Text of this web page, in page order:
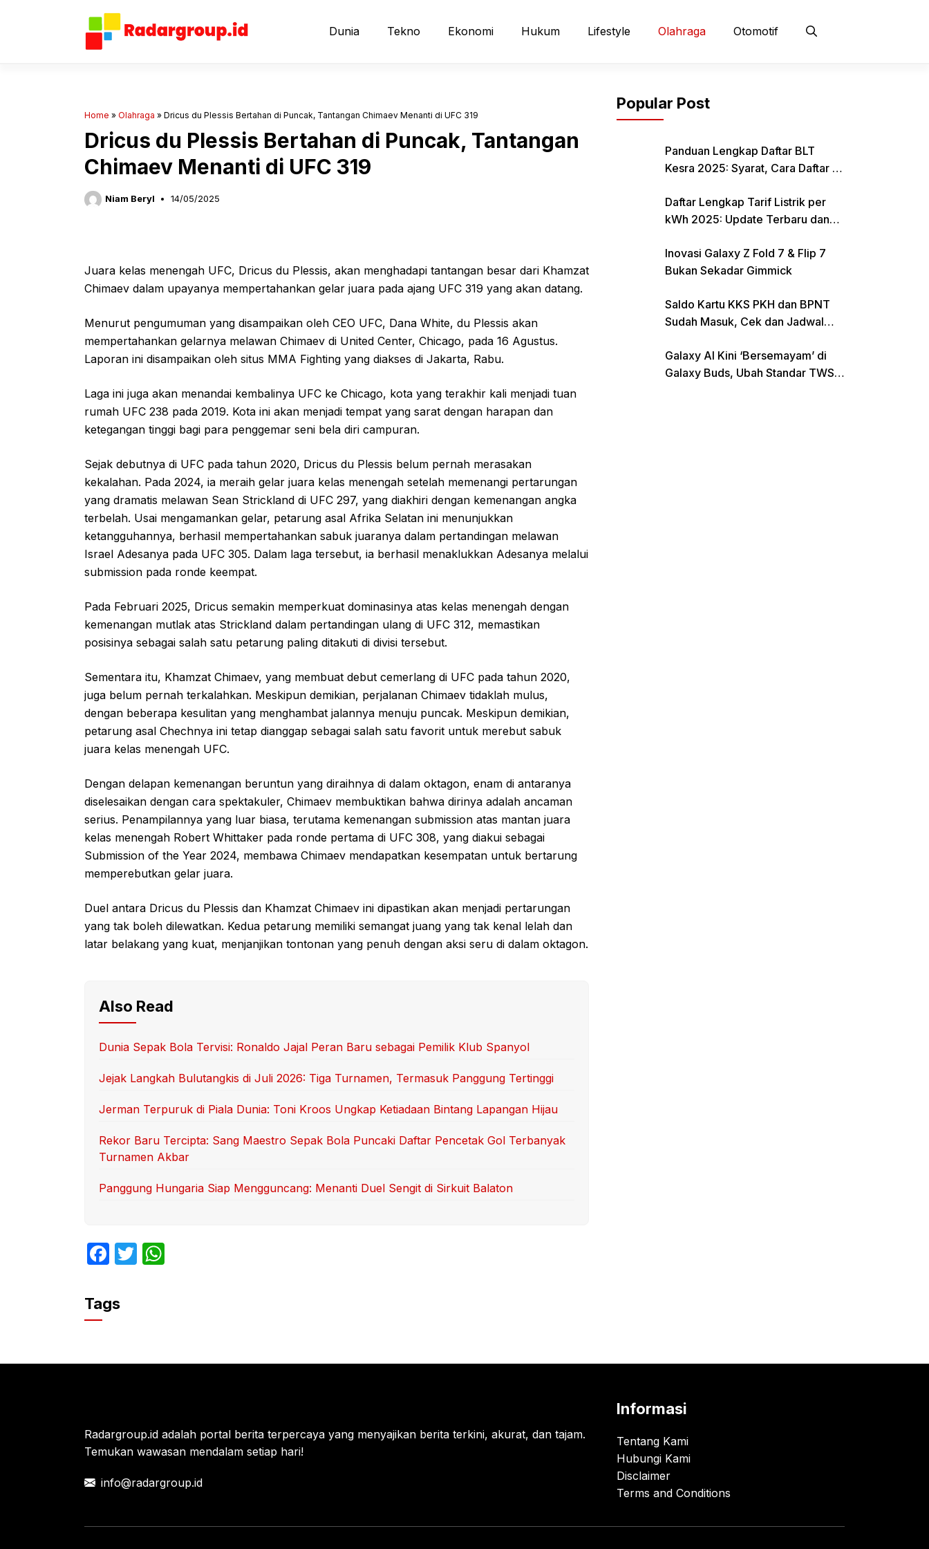
Dunia Tekno Ekonomi Hukum Lifestyle Olahraga Otomotif
Home » Olahraga » Dricus du Plessis Bertahan di Puncak, Tantangan Chimaev Menanti di UFC 319
Dricus du Plessis Bertahan di Puncak, Tantangan
Chimaev Menanti di UFC 319
Niam Beryl 14/05/2025
Juara kelas menengah UFC, Dricus du Plessis, akan menghadapi tantangan besar dari Khamzat
Chimaev dalam upayanya mempertahankan gelar juara pada ajang UFC 319 yang akan datang.
Menurut pengumuman yang disampaikan oleh CEO UFC, Dana White, du Plessis akan
mempertahankan gelarnya melawan Chimaev di United Center, Chicago, pada 16 Agustus.
Laporan ini disampaikan oleh situs MMA Fighting yang diakses di Jakarta, Rabu.
Laga ini juga akan menandai kembalinya UFC ke Chicago, kota yang terakhir kali menjadi tuan
rumah UFC 238 pada 2019. Kota ini akan menjadi tempat yang sarat dengan harapan dan
ketegangan tinggi bagi para penggemar seni bela diri campuran.
Sejak debutnya di UFC pada tahun 2020, Dricus du Plessis belum pernah merasakan
kekalahan. Pada 2024, ia meraih gelar juara kelas menengah setelah memenangi pertarungan
yang dramatis melawan Sean Strickland di UFC 297, yang diakhiri dengan kemenangan angka
terbelah. Usai mengamankan gelar, petarung asal Afrika Selatan ini menunjukkan
ketangguhannya, berhasil mempertahankan sabuk juaranya dalam pertandingan melawan
Israel Adesanya pada UFC 305. Dalam laga tersebut, ia berhasil menaklukkan Adesanya melalui
submission pada ronde keempat.
Pada Februari 2025, Dricus semakin memperkuat dominasinya atas kelas menengah dengan
kemenangan mutlak atas Strickland dalam pertandingan ulang di UFC 312, memastikan
posisinya sebagai salah satu petarung paling ditakuti di divisi tersebut.
Sementara itu, Khamzat Chimaev, yang membuat debut cemerlang di UFC pada tahun 2020,
juga belum pernah terkalahkan. Meskipun demikian, perjalanan Chimaev tidaklah mulus,
dengan beberapa kesulitan yang menghambat jalannya menuju puncak. Meskipun demikian,
petarung asal Chechnya ini tetap dianggap sebagai salah satu favorit untuk merebut sabuk
juara kelas menengah UFC.
Dengan delapan kemenangan beruntun yang diraihnya di dalam oktagon, enam di antaranya
diselesaikan dengan cara spektakuler, Chimaev membuktikan bahwa dirinya adalah ancaman
serius. Penampilannya yang luar biasa, terutama kemenangan submission atas mantan juara
kelas menengah Robert Whittaker pada ronde pertama di UFC 308, yang diakui sebagai
Submission of the Year 2024, membawa Chimaev mendapatkan kesempatan untuk bertarung
memperebutkan gelar juara.
Duel antara Dricus du Plessis dan Khamzat Chimaev ini dipastikan akan menjadi pertarungan
yang tak boleh dilewatkan. Kedua petarung memiliki semangat juang yang tak kenal lelah dan
latar belakang yang kuat, menjanjikan tontonan yang penuh dengan aksi seru di dalam oktagon.
Also Read
Dunia Sepak Bola Tervisi: Ronaldo Jajal Peran Baru sebagai Pemilik Klub Spanyol
Jejak Langkah Bulutangkis di Juli 2026: Tiga Turnamen, Termasuk Panggung Tertinggi
Jerman Terpuruk di Piala Dunia: Toni Kroos Ungkap Ketiadaan Bintang Lapangan Hijau
Rekor Baru Tercipta: Sang Maestro Sepak Bola Puncaki Daftar Pencetak Gol Terbanyak
Turnamen Akbar
Panggung Hungaria Siap Mengguncang: Menanti Duel Sengit di Sirkuit Balaton
F
c
e
o
T
p
Tags
Popular Post
Panduan Lengkap Daftar BLT
Kesra 2025: Syarat, Cara Daftar &
Daftar Lengkap Tarif Listrik per
kWh 2025: Update Terbaru dan
Inovasi Galaxy Z Fold 7 & Flip 7
Bukan Sekadar Gimmick
Saldo Kartu KKS PKH dan BPNT
Sudah Masuk, Cek dan Jadwal
Galaxy AI Kini ‘Bersemayam’ di
Galaxy Buds, Ubah Standar TWS
Radargroup.id adalah portal berita terpercaya yang menyajikan berita terkini, akurat, dan tajam.
Temukan wawasan mendalam setiap hari!
info@radargroup.id
Informasi
Tentang Kami
Hubungi Kami
Disclaimer
Terms and Conditions